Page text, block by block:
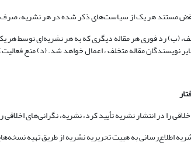
مستند هر یک از سیاست‌های ذکر شده در هر نشریه، صرف نظر
نویسندگان مقاله متخلف ، اعمال خواهد شد. (د) منع
را در انتشار نشریه تأیید کرد، نشریه، نگرانی‌های